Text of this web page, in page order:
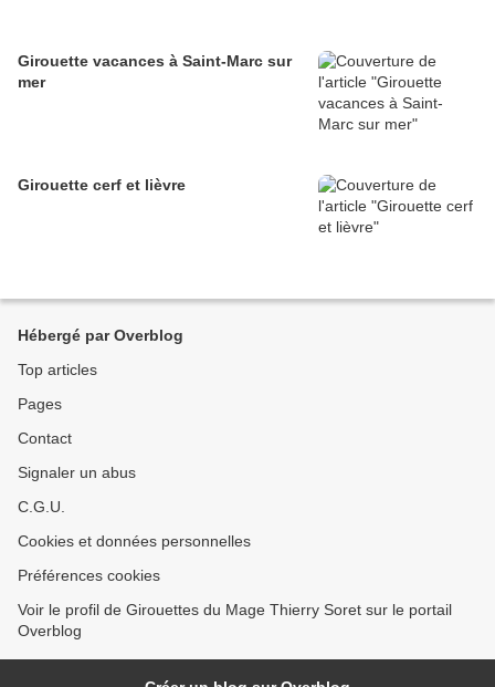
Girouette vacances à Saint-Marc sur
mer
Girouette cerf et lièvre
Hébergé par Overblog
Top articles
Pages
Contact
Signaler un abus
C.G.U.
Cookies et données personnelles
Préférences cookies
Voir le profil de Girouettes du Mage Thierry Soret sur le portail
Overblog